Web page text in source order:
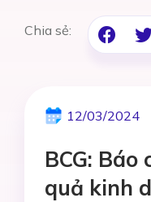
Chia sẻ:
12/03/2024
BCG:
quả kinh